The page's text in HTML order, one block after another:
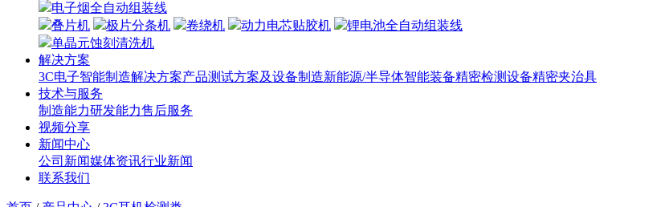
电子烟全自动组装线
叠片机
极片分条机 卷绕机 动力电芯贴胶机
锂电池全自动组装线
单晶元蚀刻清洗机
解决方案
3C电子智能制造解决方案产品测试方案及设备制造新能源/半导体智能装备精密检测设备精密夹治具
技术与服务
制造能力研发能力售后服务
视频分享
新闻中心
公司新闻媒体资讯行业新闻
联系我们